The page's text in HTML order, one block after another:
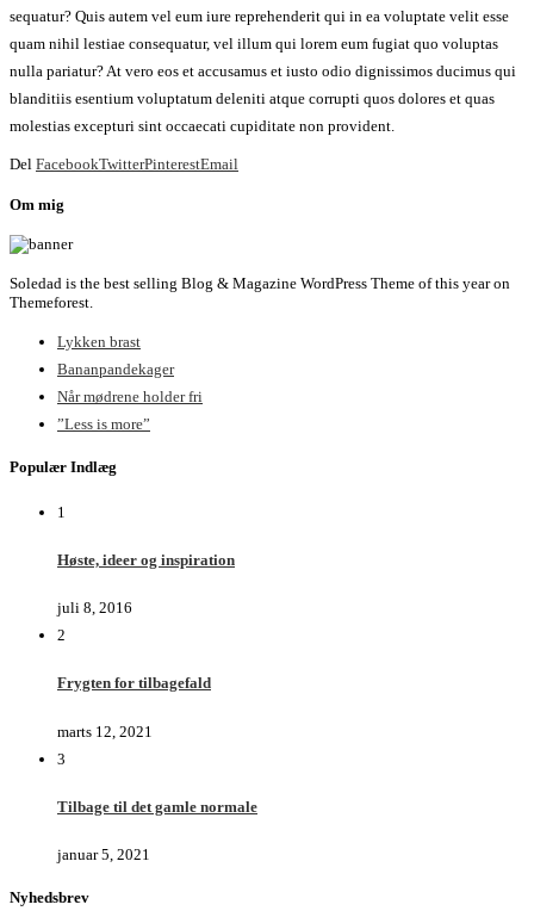
sequatur? Quis autem vel eum iure reprehenderit qui in ea voluptate velit esse
quam nihil lestiae consequatur, vel illum qui lorem eum fugiat quo voluptas
nulla pariatur? At vero eos et accusamus et iusto odio dignissimos ducimus qui
blanditiis esentium voluptatum deleniti atque corrupti quos dolores et quas
molestias excepturi sint occaecati cupiditate non provident.
Del FacebookTwitterPinterestEmail
Om mig
Soledad is the best selling Blog & Magazine WordPress Theme of this year on
Themeforest.
Lykken brast
Bananpandekager
Når mødrene holder fri
”Less is more”
Populær Indlæg
1
Høste, ideer og inspiration
juli 8, 2016
2
Frygten for tilbagefald
marts 12, 2021
3
Tilbage til det gamle normale
januar 5, 2021
Nyhedsbrev